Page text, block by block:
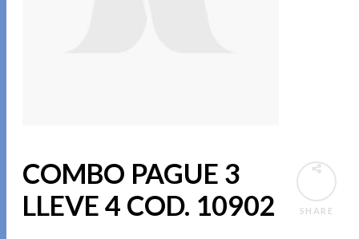
SHARE
COMBO PAGUE 3
LLEVE 4 COD. 10902